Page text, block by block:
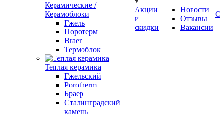
Керамические /
Керамоблоки
Гжель
Поротерм
Braer
Термоблок
Теплая керамика
Гжельский
Porotherm
Браер
Сталинградский
камень
Акции
и
скидки
Новости
Отзывы
Вакансии